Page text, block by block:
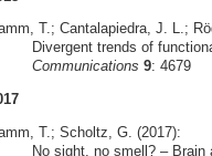
T.; Cantalapiedra, J. L.;
Divergent trends of
Communications 9: 4679
T.; Scholtz, G. (2017):
No sight, no smell? –